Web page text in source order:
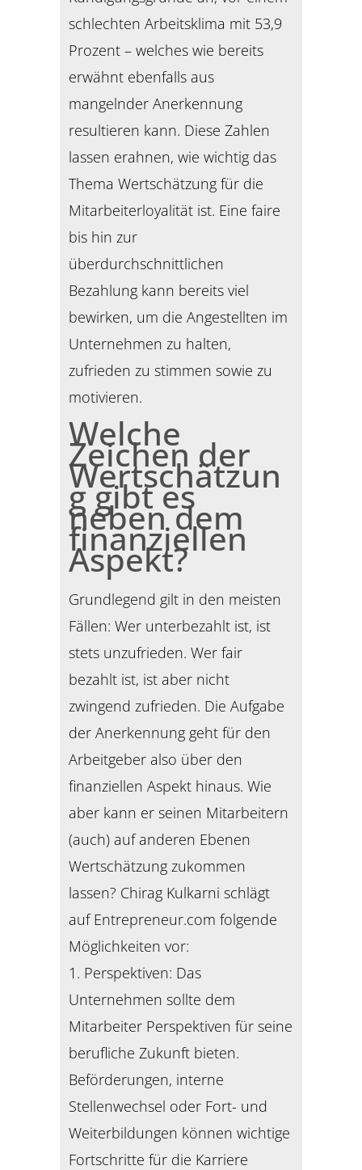
schlechten Arbeitsklima mit 53,9
Prozent – welches wie bereits
erwähnt ebenfalls aus
mangelnder Anerkennung
resultieren kann. Diese Zahlen
lassen erahnen, wie wichtig das
Thema Wertschätzung für die
Mitarbeiterloyalität ist. Eine faire
bis hin zur
überdurchschnittlichen
Bezahlung kann bereits viel
bewirken, um die Angestellten im
Unternehmen zu halten,
zufrieden zu stimmen sowie zu
motivieren.
Welche
Zeichen der
Wertschätzun
g gibt es
neben dem
finanziellen
Aspekt?
Grundlegend gilt in den meisten
Fällen: Wer unterbezahlt ist, ist
stets unzufrieden. Wer fair
bezahlt ist, ist aber nicht
zwingend zufrieden. Die Aufgabe
der Anerkennung geht für den
Arbeitgeber also über den
finanziellen Aspekt hinaus. Wie
aber kann er seinen Mitarbeitern
(auch) auf anderen Ebenen
Wertschätzung zukommen
lassen? Chirag Kulkarni schlägt
auf Entrepreneur.com folgende
Möglichkeiten vor:
1. Perspektiven: Das
Unternehmen sollte dem
Mitarbeiter Perspektiven für seine
berufliche Zukunft bieten.
Beförderungen, interne
Stellenwechsel oder Fort- und
Weiterbildungen können wichtige
Fortschritte für die Karriere